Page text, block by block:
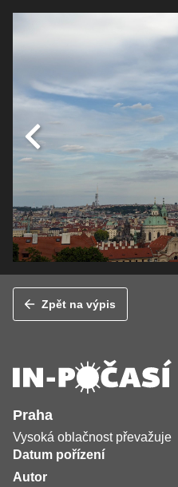
Zpět na výpis
Praha
Vysoká oblačnost převažuje
Datum pořízení
Autor